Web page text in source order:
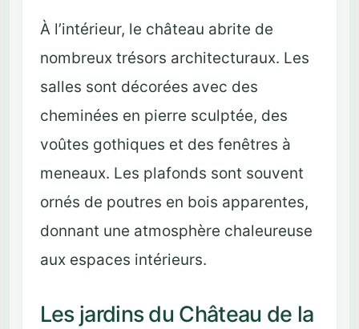
À l’intérieur, le château abrite de
nombreux trésors architecturaux. Les
salles sont décorées avec des
cheminées en pierre sculptée, des
voûtes gothiques et des fenêtres à
meneaux. Les plafonds sont souvent
ornés de poutres en bois apparentes,
donnant une atmosphère chaleureuse
aux espaces intérieurs.
Les jardins du Château de la